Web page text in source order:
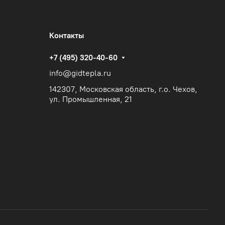
Контакты
+7 (495) 320-40-60
info@gidtepla.ru
142307, Московская область, г.о. Чехов,
ул. Промышленная, 21